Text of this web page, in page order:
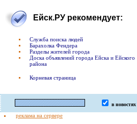
Ейск.РУ рекомендует:
Служба поиска людей
Барахолка Фендера
Разделы жителей города
Доска объявлений города Ейска и Ейского
района
Корневая страница
в новостях
реклама на сервере